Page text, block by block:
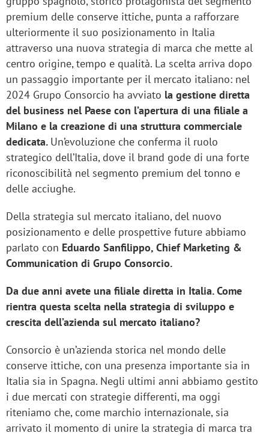
premium delle conserve ittiche, punta a rafforzare
ulteriormente il suo posizionamento in Italia
attraverso una nuova strategia di marca che mette al
centro origine, tempo e qualità. La scelta arriva dopo
un passaggio importante per il mercato italiano: nel
2024 Grupo Consorcio ha avviato la gestione diretta
del business nel Paese con l’apertura di una filiale a
Milano e la creazione di una struttura commerciale
dedicata. Un’evoluzione che conferma il ruolo
strategico dell’Italia, dove il brand gode di una forte
riconoscibilità nel segmento premium del tonno e
delle acciughe.
Della strategia sul mercato italiano, del nuovo
posizionamento e delle prospettive future abbiamo
parlato con Eduardo Sanfilippo, Chief Marketing &
Communication di Grupo Consorcio.
Da due anni avete una filiale diretta in Italia. Come
rientra questa scelta nella strategia di sviluppo e
crescita dell’azienda sul mercato italiano?
Consorcio è un’azienda storica nel mondo delle
conserve ittiche, con una presenza importante sia in
Italia sia in Spagna. Negli ultimi anni abbiamo gestito
i due mercati con strategie differenti, ma oggi
riteniamo che, come marchio internazionale, sia
arrivato il momento di unire la strategia di marca tra